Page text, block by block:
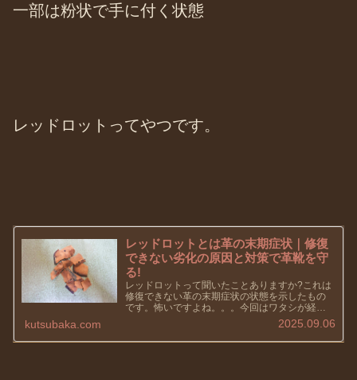
一部は粉状で手に付く状態
レッドロットってやつです。
レッドロットとは革の末期症状｜修復
できない劣化の原因と対策で革靴を守
る!
レッドロットって聞いたことありますか?これは
修復できない革の末期症状の状態を示したもの
です。怖いですよね。。。今回はワタシが経験
したことについて書きたいと思います。レッド
ロットとは? 革靴・革製品の世界で使われる俗
称。 紫外線や乾燥、過度の...
kutsubaka.com 2025.09.06